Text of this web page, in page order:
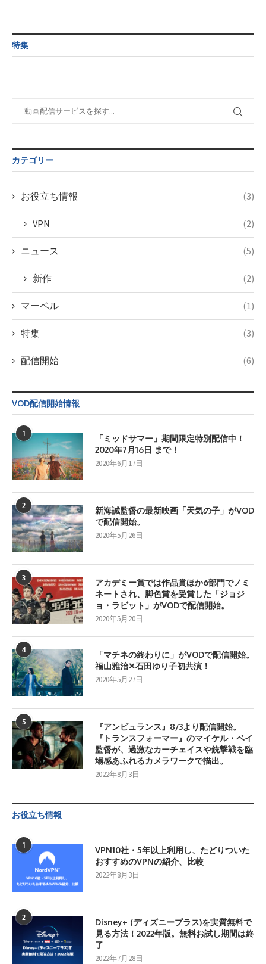
child/post-
formats/format-
tax.phpon
Undefined
variable
child/post-
line115
content/themes/soledad-
child/post-
formats/format-
Warning:
Undefined
/home/c4607168/public_html/osusume-
doga.com/wp-
child/post-
formats/format-
tax.phpon
line115
特集
カテゴリー
お役立ち情報 (3)
VPN (2)
ニュース (5)
新作 (2)
マーベル (1)
特集 (3)
配信開始 (6)
VOD配信開始情報
1
「ミッドサマー」期間限定特別配信中！
2020年7月16日 まで！
2020年6月17日
2
新海誠監督の最新映画「天気の子」がVOD
で配信開始。
2020年5月26日
3
アカデミー賞では作品賞ほか6部門でノミ
ネートされ、脚色賞を受賞した「ジョジ
ョ・ラビット」がVODで配信開始。
2020年5月20日
4
「マチネの終わりに」がVODで配信開始。
福山雅治✕石田ゆり子初共演！
2020年5月27日
5
『アンビュランス』8/3より配信開始。
『トランスフォーマー』のマイケル・ベイ
監督が、過激なカーチェイスや銃撃戦を臨
場感あふれるカメラワークで描出。
2022年8月3日
お役立ち情報
1
VPN10社・5年以上利用し、たどりついた
おすすめのVPNの紹介、比較
2022年8月3日
2
Disney+ (ディズニープラス)を実質無料で
見る方法！2022年版。無料お試し期間は終
了
2022年7月28日